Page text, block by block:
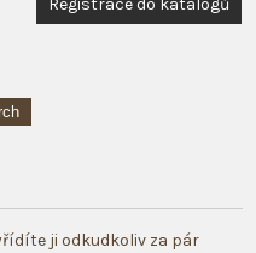
ji odkudkoliv za pár